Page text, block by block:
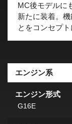
MC後モデルに
新たに装着。
とをコンセプト
エンジン系
エンジン形式
G16E